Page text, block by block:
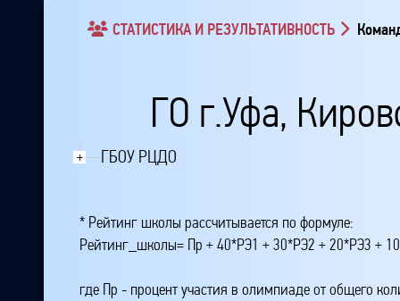
СТАТИСТИКА И РЕЗУЛЬТАТИВНОСТЬ
ГО г.Уфа,
+ ГБОУ РЦДО
* Рейтинг школы рассчитывается по формуле:
Рейтинг_школы= Пр + 40*РЭ1 + 30*РЭ2 + 20*РЭ3 +
где Пр - процент участия в олимпиаде от общего